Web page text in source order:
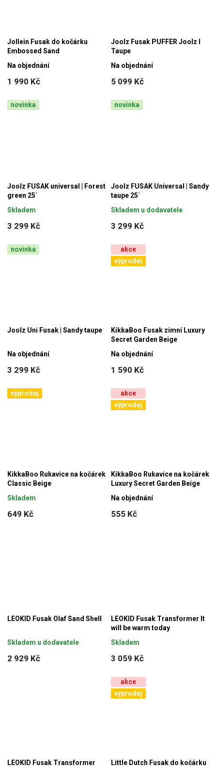
Jollein Fusak do kočárku
Embossed Sand
1 990 Kč
Na objednání
Joolz Fusak PUFFER Joolz l
Taupe
5 099 Kč
Na objednání
novinka
Joolz FUSAK universal | Forest
green 25´
3 299 Kč
Skladem
novinka
Joolz FUSAK Universal | Sandy
taupe 25´
3 299 Kč
Skladem u dodavatele
novinka
Joolz Uni Fusak | Sandy taupe
3 299 Kč
Na objednání
akce
výprodej
KikkaBoo Fusak zimní Luxury
Secret Garden Beige
1 590 Kč
Na objednání
výprodej
KikkaBoo Rukavice na kočárek
Classic Beige
649 Kč
Skladem
akce
výprodej
KikkaBoo Rukavice na kočárek
Luxury Secret Garden Beige
555 Kč
Na objednání
LEOKID Fusak Olaf Sand Shell
2 929 Kč
Skladem u dodavatele
LEOKID Fusak Transformer It
will be warm today
3 059 Kč
Skladem
LEOKID Fusak Transformer
akce
výprodej
Little Dutch Fusak do kočárku